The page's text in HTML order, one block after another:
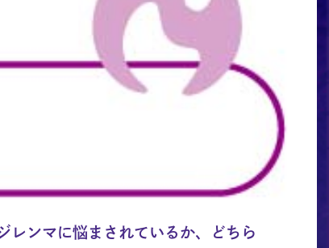
レンマに悩まされているか、どちら